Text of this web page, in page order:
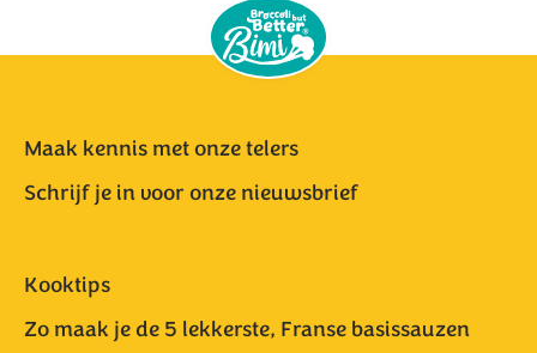
Maak kennis met onze telers
Schrijf je in voor onze nieuwsbrief
Kooktips
Zo maak je de 5 lekkerste, Franse basissauzen